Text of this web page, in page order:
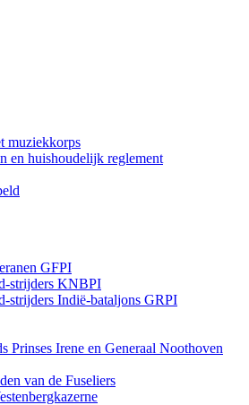
muziekkorps
en huishoudelijk reglement
GFPI
strijders KNBPI
strijders Indië-bataljons GRPI
Prinses Irene en Generaal Noothoven
van de Fuseliers